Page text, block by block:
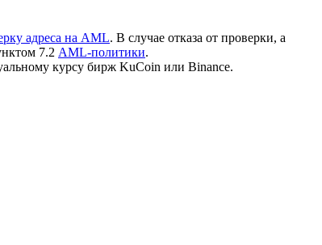
адреса на AML. В случае отказа от проверки, а
7.2 AML-политики.
курсу бирж KuCoin или Binance.